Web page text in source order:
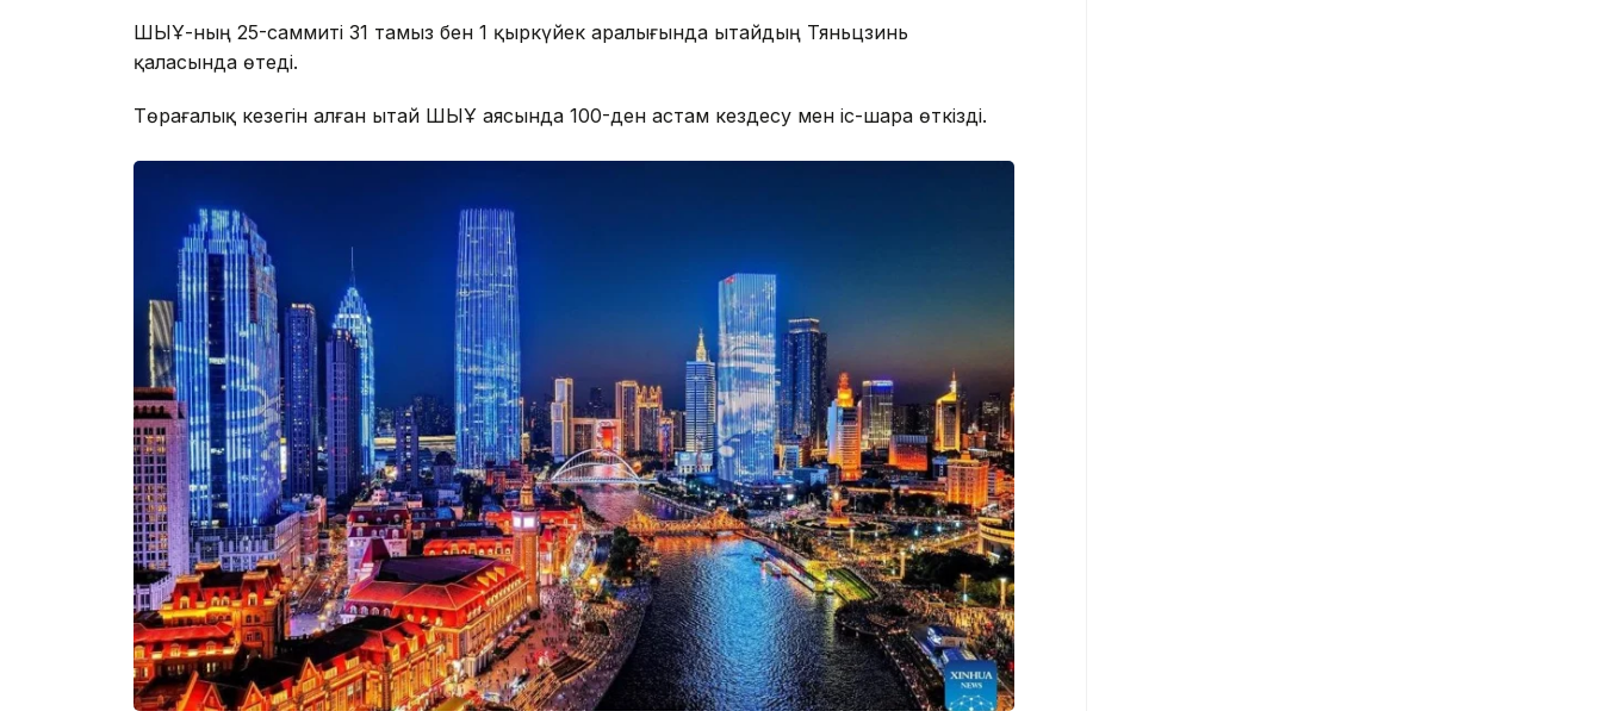
ШЫҰ-ның 25-саммиті 31 тамыз бен 1 қыркүйек аралығында Қытайдың Тяньцзинь
қаласында өтеді.
Төрағалық кезегін алған Қытай ШЫҰ аясында 100-ден астам кездесу мен іс-шара өткізді.